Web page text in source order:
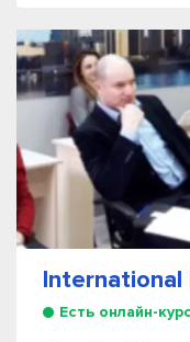
International
Есть онлайн-